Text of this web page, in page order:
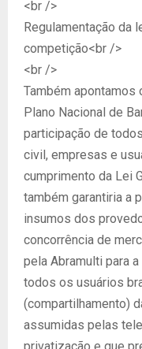
<br />
Regulamentação da
competição<br />
<br />
Também apontamos
Plano Nacional de
participação de
civil, empresas e
cumprimento da Lei
também garantiria a
insumos dos
concorrência de
pela Abramulti para
todos os usuários
(compartilhamento)
assumidas pelas